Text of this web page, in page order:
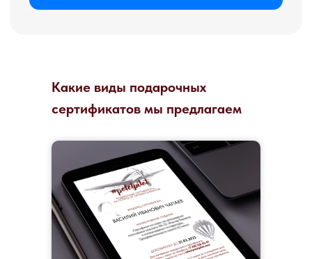
Какие виды подарочных
сертификатов мы предлагаем